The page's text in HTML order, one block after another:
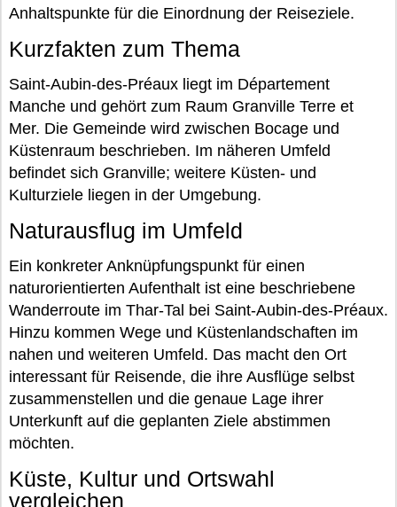
Anhaltspunkte für die Einordnung der Reiseziele.
Kurzfakten zum Thema
Saint-Aubin-des-Préaux liegt im Département
Manche und gehört zum Raum Granville Terre et
Mer. Die Gemeinde wird zwischen Bocage und
Küstenraum beschrieben. Im näheren Umfeld
befindet sich Granville; weitere Küsten- und
Kulturziele liegen in der Umgebung.
Naturausflug im Umfeld
Ein konkreter Anknüpfungspunkt für einen
naturorientierten Aufenthalt ist eine beschriebene
Wanderroute im Thar-Tal bei Saint-Aubin-des-Préaux.
Hinzu kommen Wege und Küstenlandschaften im
nahen und weiteren Umfeld. Das macht den Ort
interessant für Reisende, die ihre Ausflüge selbst
zusammenstellen und die genaue Lage ihrer
Unterkunft auf die geplanten Ziele abstimmen
möchten.
Küste, Kultur und Ortswahl
vergleichen